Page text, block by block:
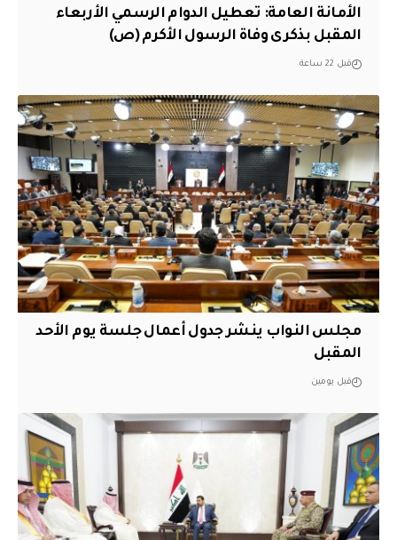
الأمانة العامة: تعطيل الدوام الرسمي الأربعاء
المقبل بذكرى وفاة الرسول الأكرم (ص)
قبل 22 ساعة
مجلس النواب ينشر جدول أعمال جلسة يوم الأحد
المقبل
قبل يومين